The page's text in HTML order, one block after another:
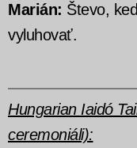
Marián: Števo,
vyluhovať.
Hungarian Iaidó
ceremoniáli):